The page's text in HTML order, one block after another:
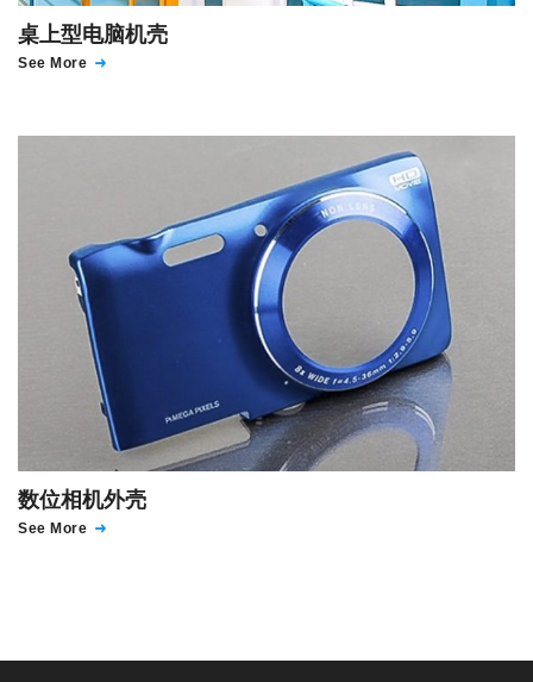
桌上型电脑机壳
See More
数位相机外壳
See More